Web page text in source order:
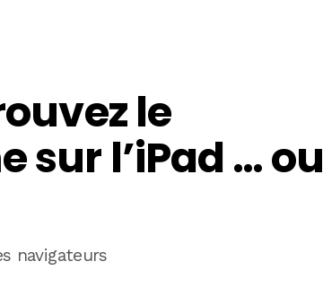
le
sur l’iPad … ou
navigateurs